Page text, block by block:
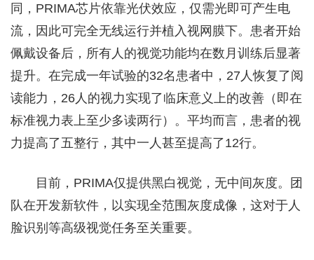
同，PRIMA芯片依靠光伏效应，仅需光即可产生电
流，因此可完全无线运行并植入视网膜下。患者开始
佩戴设备后，所有人的视觉功能均在数月训练后显著
提升。在完成一年试验的32名患者中，27人恢复了阅
读能力，26人的视力实现了临床意义上的改善（即在
标准视力表上至少多读两行）。平均而言，患者的视
力提高了五整行，其中一人甚至提高了12行。
目前，PRIMA仅提供黑白视觉，无中间灰度。团
队在开发新软件，以实现全范围灰度成像，这对于人
脸识别等高级视觉任务至关重要。